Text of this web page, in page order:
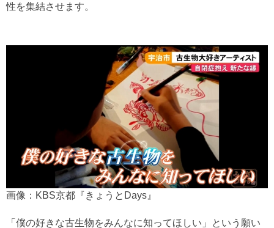
性を集結させます。
画像：KBS京都『きょうとDays』
「僕の好きな古生物をみんなに知ってほしい」という願い